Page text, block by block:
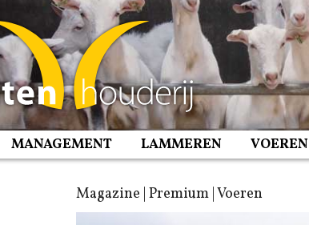
MANAGEMENT LAMMEREN VOEREN
Magazine | Premium | Voeren